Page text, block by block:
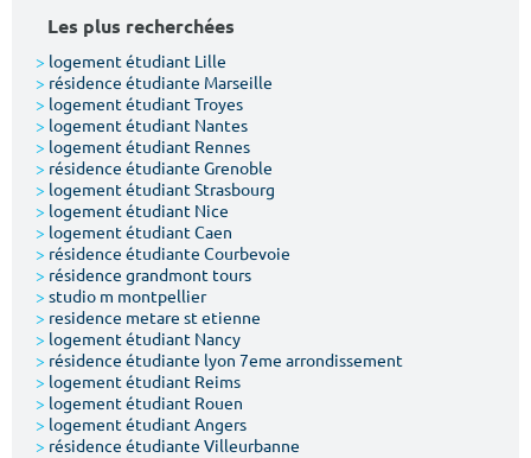
Votre date d'entrée
Chercher
Les plus recherchées
> logement étudiant Lille
> résidence étudiante Marseille
> logement étudiant Troyes
> logement étudiant Nantes
> logement étudiant Rennes
> résidence étudiante Grenoble
> logement étudiant Strasbourg
> logement étudiant Nice
> logement étudiant Caen
> résidence étudiante Courbevoie
> résidence grandmont tours
> studio m montpellier
> residence metare st etienne
> logement étudiant Nancy
> résidence étudiante lyon 7eme arrondissement
> logement étudiant Reims
> logement étudiant Rouen
> logement étudiant Angers
> résidence étudiante Villeurbanne